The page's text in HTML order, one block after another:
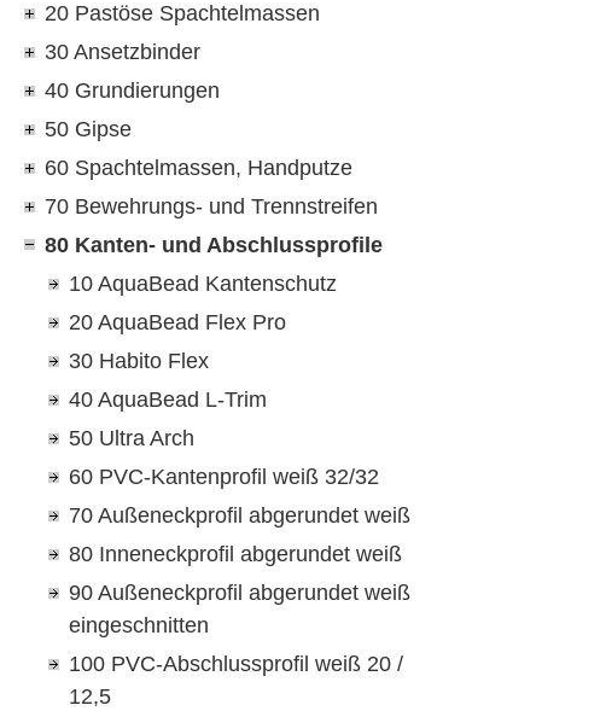
20 Pastöse Spachtelmassen
30 Ansetzbinder
40 Grundierungen
50 Gipse
60 Spachtelmassen, Handputze
70 Bewehrungs- und Trennstreifen
80 Kanten- und Abschlussprofile
10 AquaBead Kantenschutz
20 AquaBead Flex Pro
30 Habito Flex
40 AquaBead L-Trim
50 Ultra Arch
60 PVC-Kantenprofil weiß 32/32
70 Außeneckprofil abgerundet weiß
80 Inneneckprofil abgerundet weiß
90 Außeneckprofil abgerundet weiß
eingeschnitten
100 PVC-Abschlussprofil weiß 20 /
12,5